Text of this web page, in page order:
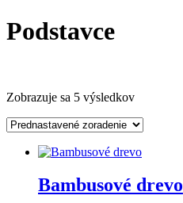
Podstavce
Zobrazuje sa 5 výsledkov
Bambusové drevo